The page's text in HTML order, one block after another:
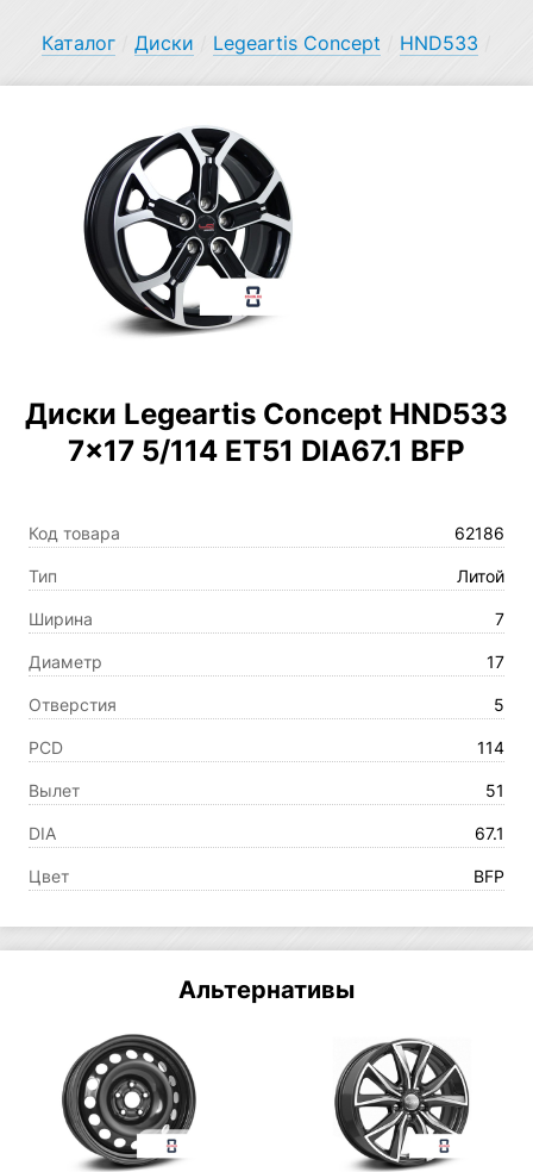
Каталог Диски Legeartis Concept HND533
Диски Legeartis Concept HND533
7×17 5/114 ET51 DIA67.1 BFP
Код товара 62186
Тип Литой
Ширина 7
Диаметр 17
Отверстия 5
PCD 114
Вылет 51
DIA 67.1
Цвет BFP
Альтернативы